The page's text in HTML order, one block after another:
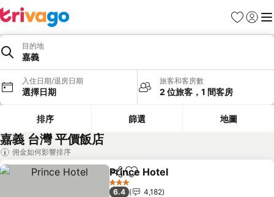
我的最愛
登入 選
目的地
嘉義
入住日期/退房日期
選擇日期
旅客和客房數
2 位旅客，1 間客房
排序 篩選 地圖
嘉義 台灣 平價飯店
佣金如何影響排序
分享 加入我的最愛
Prince Hotel
3 星級
6.4
4,182